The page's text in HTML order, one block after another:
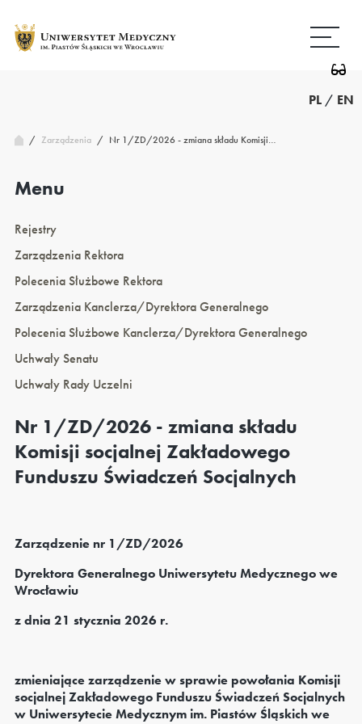
treści
strony
PL / EN
/ Zarządzenia / Nr 1/ZD/2026 - zmiana składu Komisji…
Menu
Rejestry
Zarządzenia Rektora
Polecenia Służbowe Rektora
Zarządzenia Kanclerza/Dyrektora Generalnego
Polecenia Służbowe Kanclerza/Dyrektora Generalnego
Uchwały Senatu
Uchwały Rady Uczelni
Nr 1/ZD/2026 - zmiana składu
Komisji socjalnej Zakładowego
Funduszu Świadczeń Socjalnych
Zarządzenie nr 1/ZD/2026
Dyrektora Generalnego Uniwersytetu Medycznego we
Wrocławiu
z dnia 21 stycznia 2026 r.
zmieniające zarządzenie w sprawie powołania Komisji
socjalnej Zakładowego Funduszu Świadczeń Socjalnych
w Uniwersytecie Medycznym im. Piastów Śląskich we